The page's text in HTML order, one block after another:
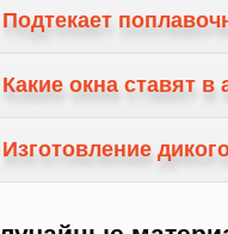
Подтекает
Какие окна ставят в
Изготовление